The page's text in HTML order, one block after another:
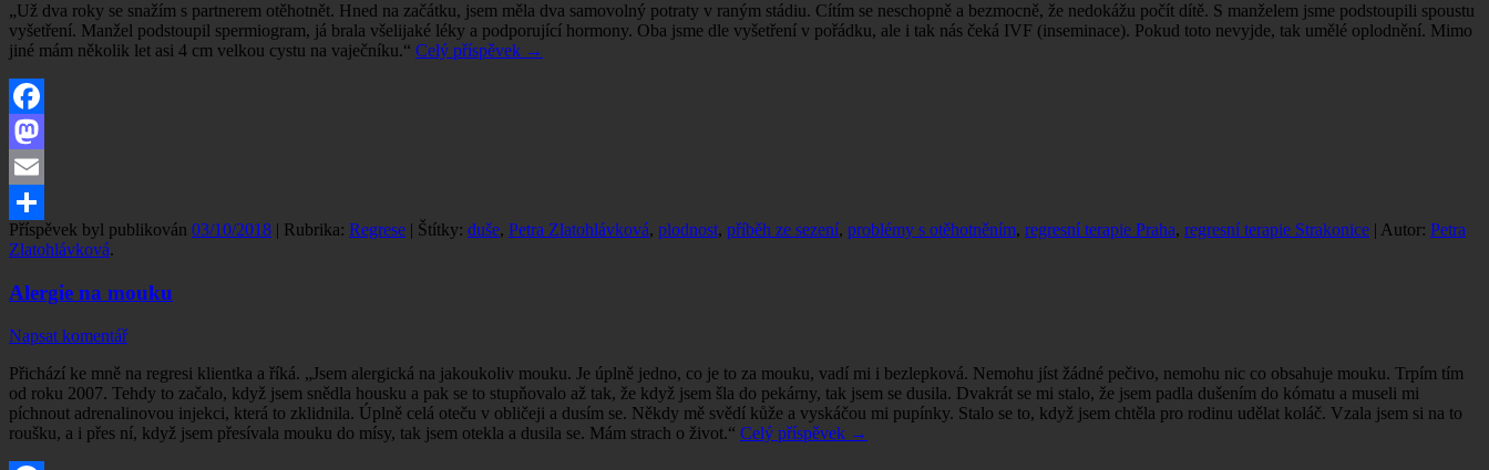
„Už dva roky se snažím s partnerem otěhotnět. Hned na začátku, jsem měla dva samovolný potraty v raným stádiu. Cítím se neschopně a bezmocně, že nedokážu počít dítě. S manželem jsme podstoupili spoustu
vyšetření. Manžel podstoupil spermiogram, já brala všelijaké léky a podporující hormony. Oba jsme dle vyšetření v pořádku, ale i tak nás čeká IVF (inseminace). Pokud toto nevyjde, tak umělé oplodnění. Mimo
jiné mám několik let asi 4 cm velkou cystu na vaječníku.“ Celý příspěvek →
Facebook
Mastodon
Email
Share
Příspěvek byl publikován 03/10/2018 | Rubrika: Regrese | Štítky: duše, Petra Zlatohlávková, plodnost, příběh ze sezení, problémy s otěhotněním, regresní terapie Praha, regresní terapie Strakonice | Autor: Petra
Zlatohlávková.
Alergie na mouku
Napsat komentář
Přichází ke mně na regresi klientka a říká. „Jsem alergická na jakoukoliv mouku. Je úplně jedno, co je to za mouku, vadí mi i bezlepková. Nemohu jíst žádné pečivo, nemohu nic co obsahuje mouku. Trpím tím
od roku 2007. Tehdy to začalo, když jsem snědla housku a pak se to stupňovalo až tak, že když jsem šla do pekárny, tak jsem se dusila. Dvakrát se mi stalo, že jsem padla dušením do kómatu a museli mi
píchnout adrenalinovou injekci, která to zklidnila. Úplně celá oteču v obličeji a dusím se. Někdy mě svědí kůže a vyskáčou mi pupínky. Stalo se to, když jsem chtěla pro rodinu udělat koláč. Vzala jsem si na to
roušku, a i přes ní, když jsem přesívala mouku do mísy, tak jsem otekla a dusila se. Mám strach o život.“ Celý příspěvek →